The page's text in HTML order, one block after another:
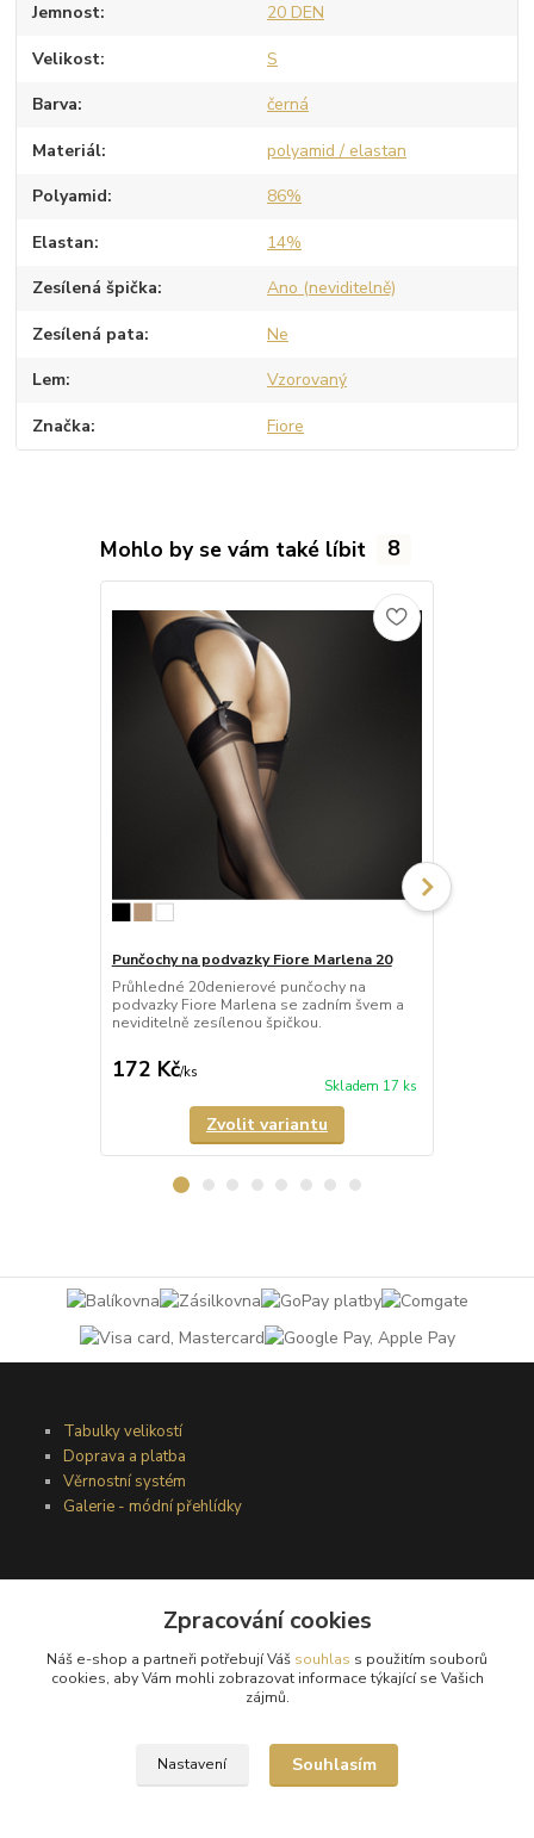
Jemnost 20 DEN
Velikost S
Barva černá
Materiál polyamid / elastan
Polyamid 86%
Elastan 14%
Zesílená špička Ano (neviditelně)
Zesílená pata Ne
Lem Vzorovaný
Značka Fiore
Mohlo by se vám také líbit 8
Punčochy na podvazky Fiore Marlena 20
Průhledné 20denierové punčochy na
podvazky Fiore Marlena se zadním švem a
neviditelně zesílenou špičkou.
172 Kč/ks
Skladem 17 ks
Zvolit variantu
Tabulky velikostí
Doprava a platba
Věrnostní systém
Galerie - módní přehlídky
Obchodní podmínky
Ochrana osobních údajů
Kontakty
Reklamační řád
Zpracování cookies
Náš e-shop a partneři potřebují Váš souhlas s použitím souborů
cookies, aby Vám mohli zobrazovat informace týkající se Vašich
zájmů.
Nastavení Souhlasím